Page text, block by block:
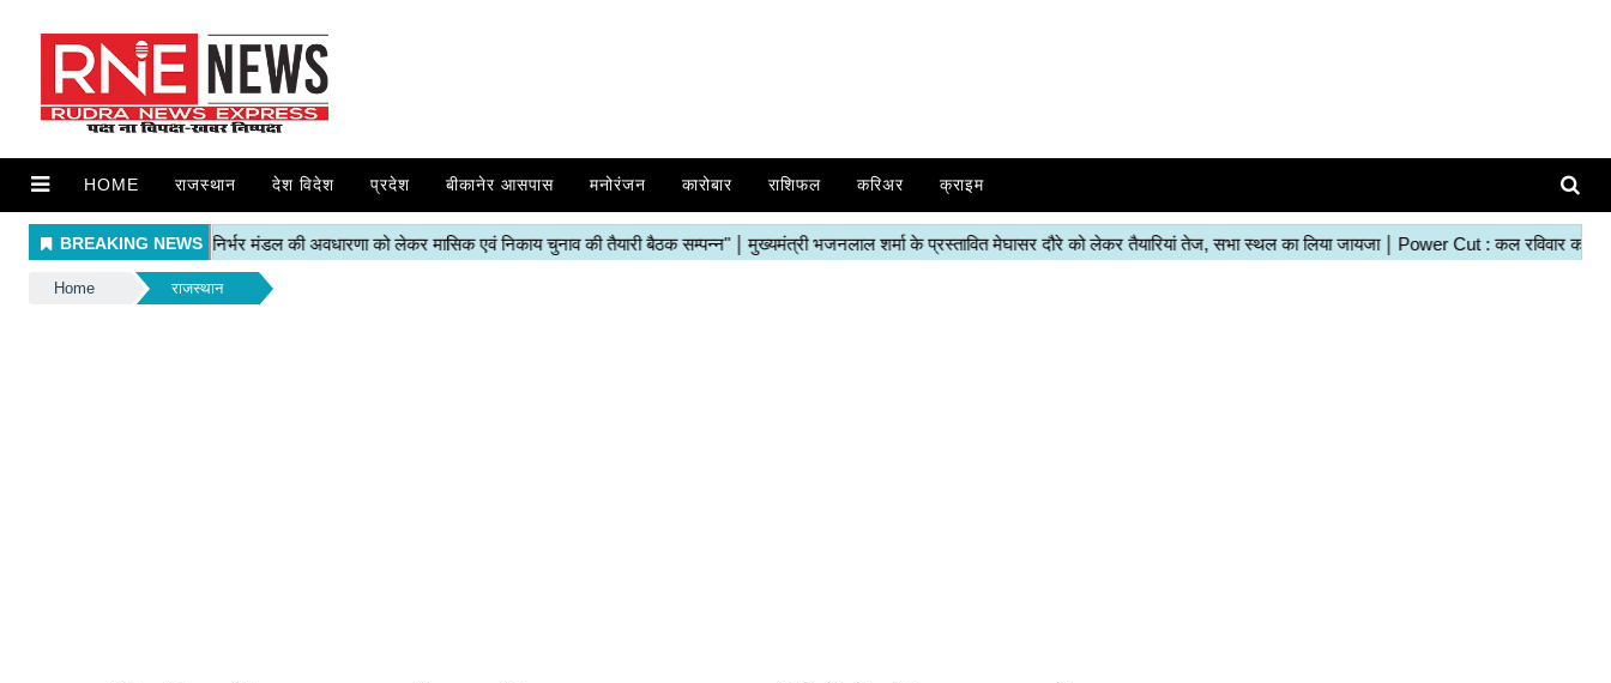
HOME राजस्थान देश विदेश प्रदेश बीकानेर आसपास मनोरंजन कारोबार राशिफल करिअर क्राइम
Home राजस्थान